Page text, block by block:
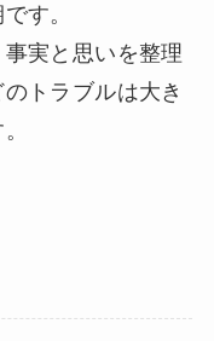
す。
実と思いを整理
トラブルは大き